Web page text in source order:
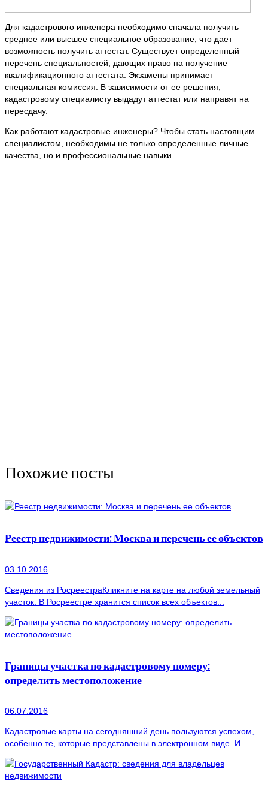
Для кадастрового инженера необходимо сначала получить
среднее или высшее специальное образование, что дает
возможность получить аттестат. Существует определенный
перечень специальностей, дающих право на получение
квалификационного аттестата. Экзамены принимает
специальная комиссия. В зависимости от ее решения,
кадастровому специалисту выдадут аттестат или направят на
пересдачу.
Как работают кадастровые инженеры? Чтобы стать настоящим
специалистом, необходимы не только определенные личные
качества, но и профессиональные навыки.
Похожие посты
Реестр недвижимости: Москва и перечень ее объектов
03.10.2016
Сведения из РосреестраКликните на карте на любой земельный
участок. В Росреестре хранится список всех объектов...
Границы участка по кадастровому номеру:
определить местоположение
06.07.2016
Кадастровые карты на сегодняшний день пользуются успехом,
особенно те, которые представлены в электронном виде. И...